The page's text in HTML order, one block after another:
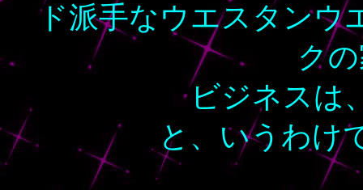
ド派手なウエスタンウ
ク
ビジネスは
と、いうわけ